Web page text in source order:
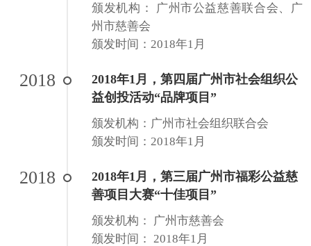
颁发机构： 广州市公益慈善联合会、广
州市慈善会
颁发时间：2018年1月
2018
2018年1月，第四届广州市社会组织公
益创投活动“品牌项目”
颁发机构：广州市社会组织联合会
颁发时间：2018年1月
2018
2018年1月，第三届广州市福彩公益慈
善项目大赛“十佳项目”
颁发机构： 广州市慈善会
颁发时间： 2018年1月